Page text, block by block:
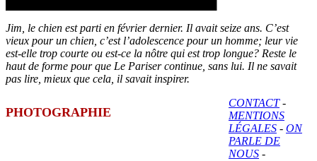
Jim, le chien est parti en février dernier. Il avait seize ans. C’est
vieux pour un chien, c’est l’adolescence pour un homme; leur vie
est-elle trop courte ou est-ce la nôtre qui est trop longue? Reste le
haut de forme pour que Le Pariser continue, sans lui. Il ne savait
pas lire, mieux que cela, il savait inspirer.
PHOTOGRAPHIE
CONTACT-
MENTIONS
LÉGALES - ON
PARLE DE
NOUS -